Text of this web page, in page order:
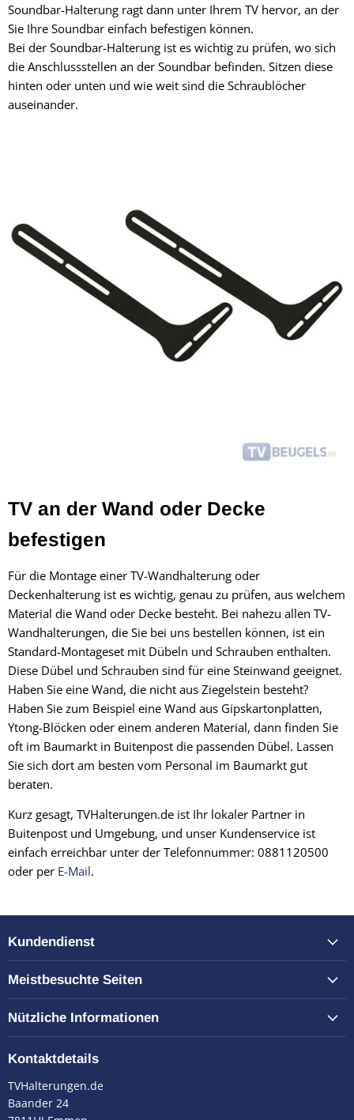
Soundbar-Halterung ragt dann unter Ihrem TV hervor, an der
Sie Ihre Soundbar einfach befestigen können.
Bei der Soundbar-Halterung ist es wichtig zu prüfen, wo sich
die Anschlussstellen an der Soundbar befinden. Sitzen diese
hinten oder unten und wie weit sind die Schraublöcher
auseinander.
TV an der Wand oder Decke
befestigen
Für die Montage einer TV-Wandhalterung oder
Deckenhalterung ist es wichtig, genau zu prüfen, aus welchem
Material die Wand oder Decke besteht. Bei nahezu allen TV-
Wandhalterungen, die Sie bei uns bestellen können, ist ein
Standard-Montageset mit Dübeln und Schrauben enthalten.
Diese Dübel und Schrauben sind für eine Steinwand geeignet.
Haben Sie eine Wand, die nicht aus Ziegelstein besteht?
Haben Sie zum Beispiel eine Wand aus Gipskartonplatten,
Ytong-Blöcken oder einem anderen Material, dann finden Sie
oft im Baumarkt in Buitenpost die passenden Dübel. Lassen
Sie sich dort am besten vom Personal im Baumarkt gut
beraten.
Kurz gesagt, TVHalterungen.de ist Ihr lokaler Partner in
Buitenpost und Umgebung, und unser Kundenservice ist
einfach erreichbar unter der Telefonnummer: 0881120500
oder per E-Mail.
Kundendienst
Meistbesuchte Seiten
Nützliche Informationen
Kontaktdetails
TVHalterungen.de
Baander 24